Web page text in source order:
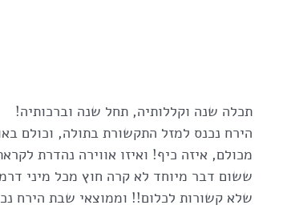
תכלה שנה וקללותיה, תחל שנה וברכותיה!
הירח נכנס למזל התקשורת בתולה, וכולם
מכולם, איזה כיף! ואיזו אווירה נהדרת
ששום דבר מיוחד לא קרה חוץ מכל מיני
שלא קשורות לכלום!! וממוצאי שבת הירח